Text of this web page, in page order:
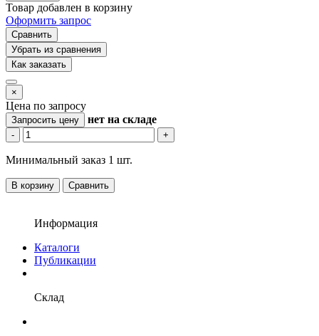
Товар добавлен в корзину
Оформить запрос
Сравнить
Убрать из сравнения
Как заказать
×
Цена по запросу
Запросить цену нет на складе
- +
Минимальный заказ 1 шт.
В корзину Сравнить
Информация
Каталоги
Публикации
Склад